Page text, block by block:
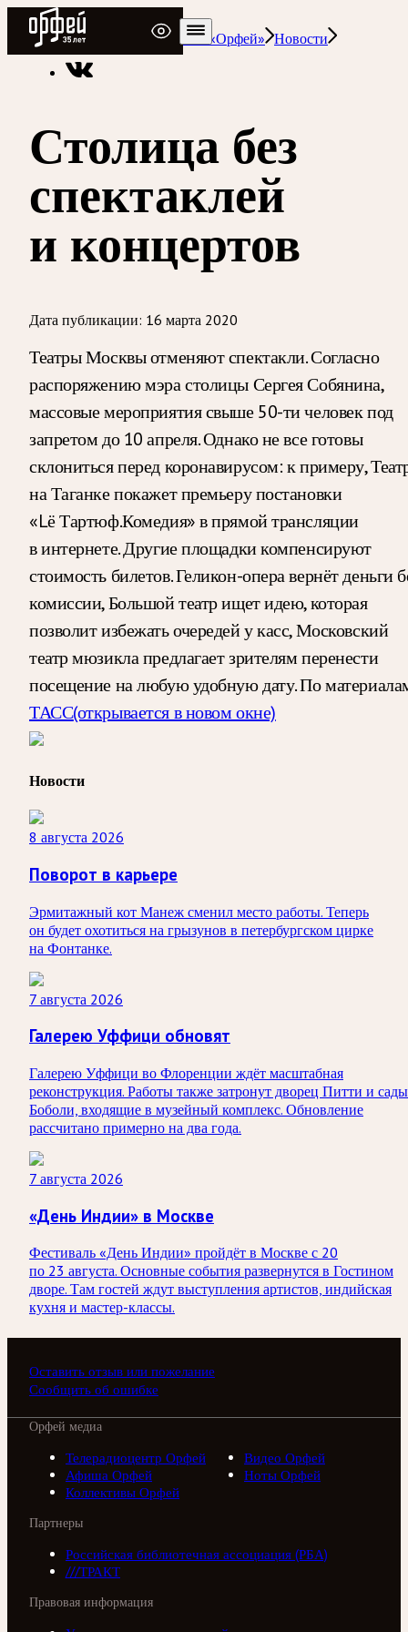
Радио Орфей
Радио классической музыки «Орфей» Новости
Столица без
спектаклей
и концертов
Дата публикации: 16 марта 2020
Театры Москвы отменяют спектакли. Согласно
распоряжению мэра столицы Сергея Собянина,
массовые мероприятия свыше 50-ти человек под
запретом до 10 апреля. Однако не все готовы
склониться перед коронавирусом: к примеру,
на Таганке покажет премьеру постановки
«Lё Тартюф.Комедия» в прямой трансляции
в интернете. Другие площадки компенсируют
стоимость билетов. Геликон-опера вернёт деньги
комиссии, Большой театр ищет идею, которая
позволит избежать очередей у касс, Московский
театр мюзикла предлагает зрителям перенести
посещение на любую удобную дату.По
ТАСС(открывается в новом окне)
Новости
8 августа 2026
Поворот в карьере
Эрмитажный кот Манеж сменил место работы. Теперь
он будет охотиться на грызунов в петербургском цирке
на Фонтанке.
7 августа 2026
Галерею Уффици обновят
Галерею Уффици во Флоренции ждёт масштабная
реконструкция. Работы также затронут дворец Питти и сады
Боболи, входящие в музейный комплекс. Обновление
рассчитано примерно на два года.
7 августа 2026
«День Индии» в Москве
Фестиваль «День Индии» пройдёт в Москве с 20
по 23 августа. Основные события развернутся в Гостином
дворе. Там гостей ждут выступления артистов, индийская
кухня и мастер-классы.
Оставить отзыв или пожелание
Сообщить об ошибке
Орфей медиа
Телерадиоцентр Орфей
Видео Орфей
Афиша Орфей
Ноты Орфей
Коллективы Орфей
Партнеры
Российская библиотечная ассоциация (РБА)
///ТРАКТ
Правовая информация